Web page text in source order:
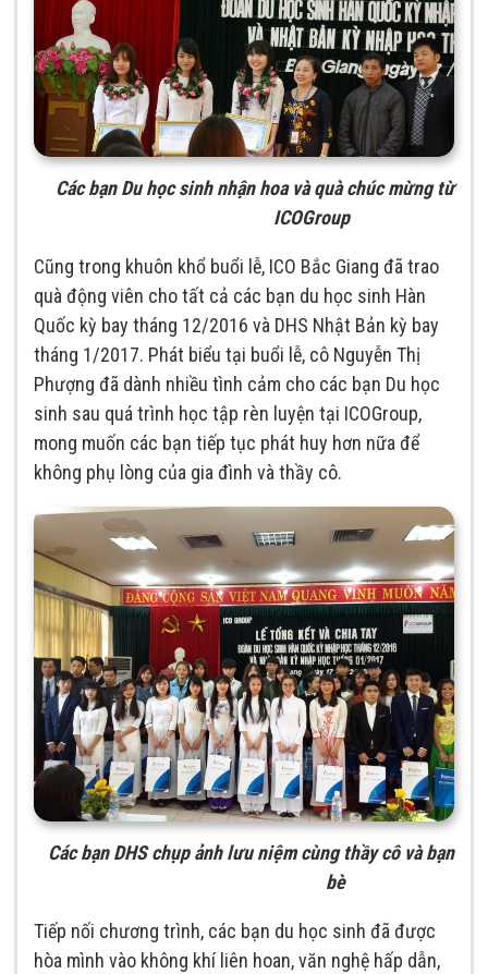
Các bạn Du học sinhnhận hoa và quà chúc mừng từ
ICOGroup
Cũng trong khuôn khổ buổi lễ, ICO Bắc Giang đã trao
quà động viên cho tất cả các bạn du học sinh Hàn
Quốc kỳ bay tháng 12/2016 và DHS Nhật Bản kỳ bay
tháng 1/2017. Phát biểu tại buổi lễ, cô Nguyễn Thị
Phượng đã dành nhiều tình cảm cho các bạn Du học
sinh sau quá trình học tập rèn luyện tại ICOGroup,
mong muốn các bạn tiếp tục phát huy hơn nữa để
không phụ lòng của gia đình và thầy cô.
Các bạn DHS chụp ảnh lưu niệm cùng thầy cô và bạn
bè
Tiếp nối chương trình, các bạn du học sinh đã được
hòa mình vào không khí liên hoan, văn nghệ hấp dẫn,